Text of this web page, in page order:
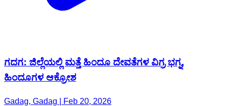
ಗದಗ: ಜಿಲ್ಲೆಯಲ್ಲಿ ಮತ್ತೆ ಹಿಂದೂ ದೇವತೆಗಳ ವಿಗ್ರ ಭಗ್ನ,
ಹಿಂದೂಗಳ ಆಕ್ರೋಶ
Gadag, Gadag | Feb 20, 2026